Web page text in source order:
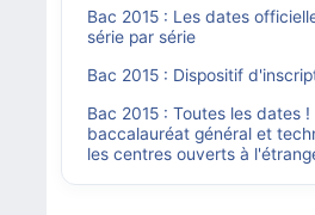
Bac 2015 : Les dates
série par série
Bac 2015 : Dispositif
Bac 2015 : Toutes les dates
baccalauréat général et
les centres ouverts à